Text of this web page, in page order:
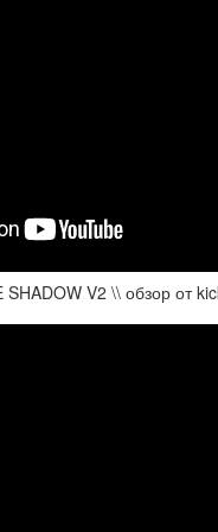
V2 \\ обзор от